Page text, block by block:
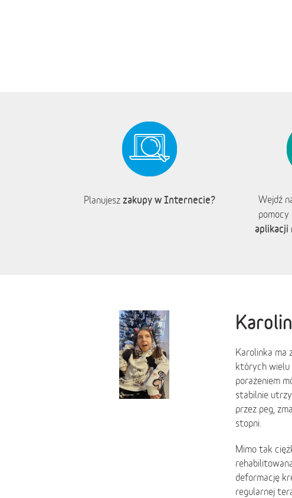
Planujesz zakupy w Internecie?
Wejdź
pomocy
aplikacji
Karolinka ma
których wielu
porażeniem
stabilnie
przez peg,
stopni.
Mimo tak
deformację
regularnej